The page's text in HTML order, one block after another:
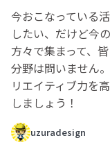
今おこなっている
したい、だけど今
方々で集まって、
分野は問いません
リエイティブ力を
しましょう！
uzuradesign